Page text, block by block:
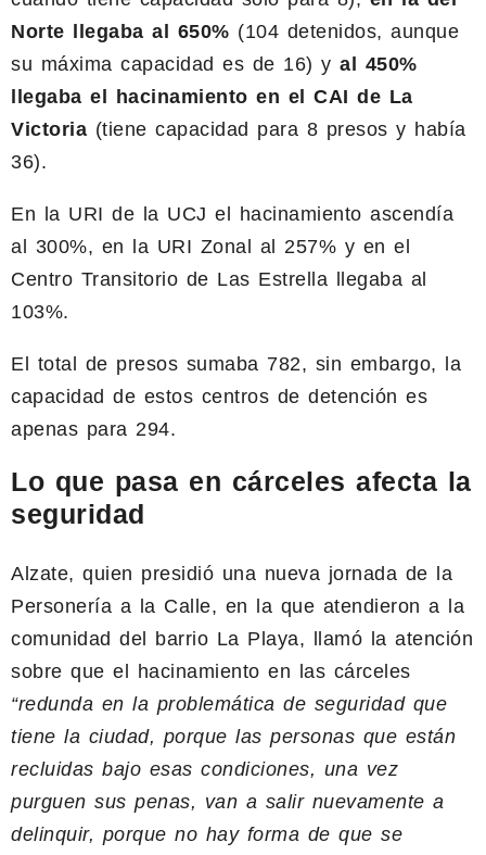
Norte llegaba al 650% (104 detenidos, aunque
su máxima capacidad es de 16) y al 450%
llegaba el hacinamiento en el CAI de La
Victoria (tiene capacidad para 8 presos y había
36).
En la URI de la UCJ el hacinamiento ascendía
al 300%, en la URI Zonal al 257% y en el
Centro Transitorio de Las Estrella llegaba al
103%.
El total de presos sumaba 782, sin embargo, la
capacidad de estos centros de detención es
apenas para 294.
Lo que pasa en cárceles afecta la
seguridad
Alzate, quien presidió una nueva jornada de la
Personería a la Calle, en la que atendieron a la
comunidad del barrio La Playa, llamó la atención
sobre que el hacinamiento en las cárceles
“redunda en la problemática de seguridad que
tiene la ciudad, porque las personas que están
recluidas bajo esas condiciones, una vez
purguen sus penas, van a salir nuevamente a
delinquir, porque no hay forma de que se